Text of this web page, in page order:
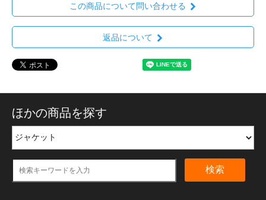
この商品について問い合わせる
返品について
ほかの商品を探す
検索